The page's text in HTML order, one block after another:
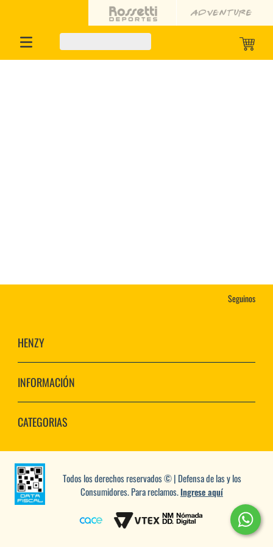
Seguinos
HENZY
INFORMACIÓN
CATEGORIAS
Todos los derechos reservados © | Defensa de las y los
Consumidores. Para reclamos.Ingrese aquí